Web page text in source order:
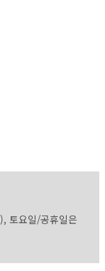
토요일/공휴일은